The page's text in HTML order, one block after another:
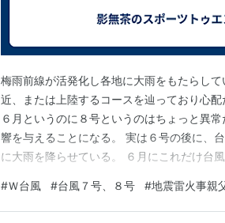
梅雨前線が活発化し各地に大雨をもたらし
近、または上陸するコースを辿っており心
６月というのに８号というのはちょっと異
響を与えることになる。 実は６号の後に、
に大雨を降らせている。 ６月にこれだけ台
ズンはもっと先だが、この調子だと何個日
い。 しかも温暖化で日本近海の海水温が高
#Ｗ台風 #台風７号、８号 #地震雷火事親